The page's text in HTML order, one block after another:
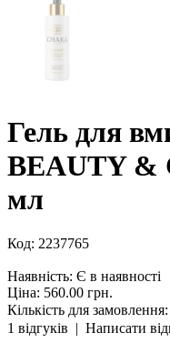
Гель для
BEAUTY &
мл
Код: 2237765
Наявність: Є в наявності
Ціна: 560.00 грн.
Кількість для замовлення:
1 відгуків | Написати